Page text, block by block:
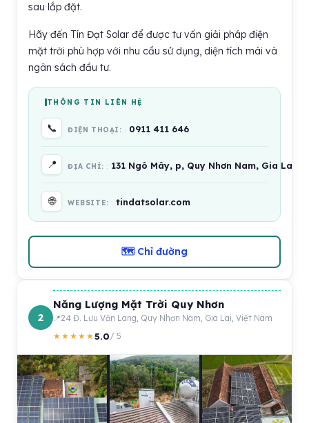
sau lắp đặt.
Hãy đến Tín Đạt Solar để được tư vấn giải pháp điện
mặt trời phù hợp với nhu cầu sử dụng, diện tích mái và
ngân sách đầu tư.
THÔNG TIN LIÊN HỆ
📞 ĐIỆN THOẠI: 0911 411 646
📍 ĐỊA CHỈ: 131 Ngô Mây, p, Quy Nhơn Nam, Gia Lai,
🌐 WEBSITE: tindatsolar.com
🗺 Chỉ đường
2
Năng Lượng Mặt Trời Quy Nhơn
24 Đ. Lưu Văn Lang, Quy Nhơn Nam, Gia Lai, Việt Nam
★★★★★5.0/ 5